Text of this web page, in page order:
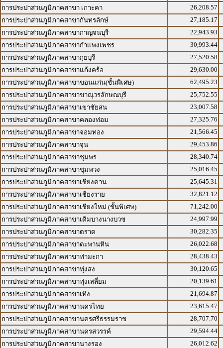
การประปาส่วนภูมิภาคสาขา เกาะคา
26,208.57
การประปาส่วนภูมิภาคสาขากันทรลักษ์
27,185.17
การประปาส่วนภูมิภาคสาขากาญจนบุรี
22,943.93
การประปาส่วนภูมิภาคสาขากำแพงเพชร
30,993.44
การประปาส่วนภูมิภาคสาขากุยบุรี
27,520.58
การประปาส่วนภูมิภาคสาขาแก้งคร้อ
29,630.00
การประปาส่วนภูมิภาคสาขาขอนแก่น(ชั้นพิเศษ)
62,495.23
การประปาส่วนภูมิภาคสาขาขาณุวรลักษณบุรี
25,752.55
การประปาส่วนภูมิภาคสาขาเขาชัยสน
23,007.58
การประปาส่วนภูมิภาคสาขาคลองท่อม
27,325.76
การประปาส่วนภูมิภาคสาขาจอมทอง
21,566.45
การประปาส่วนภูมิภาคสาขาจุน
29,453.86
การประปาส่วนภูมิภาคสาขาชุมพร
28,340.74
การประปาส่วนภูมิภาคสาขาชุมพวง
25,016.45
การประปาส่วนภูมิภาคสาขาเชียงคาน
25,645.31
การประปาส่วนภูมิภาคสาขาเชียงราย
32,821.12
การประปาส่วนภูมิภาคสาขาเชียงใหม่ (ชั้นพิเศษ)
71,242.00
การประปาส่วนภูมิภาคสาขาเดิมบางนางบวช
24,997.99
การประปาส่วนภูมิภาคสาขาตราด
30,282.35
การประปาส่วนภูมิภาคสาขาตะพานหิน
26,022.68
การประปาส่วนภูมิภาคสาขาท่ามะกา
28,438.43
การประปาส่วนภูมิภาคสาขาทุ่งสง
30,120.65
การประปาส่วนภูมิภาคสาขาทุ่งเสลี่ยม
20,139.61
การประปาส่วนภูมิภาคสาขาเทิง
21,694.87
การประปาส่วนภูมิภาคสาขานครไทย
23,615.47
การประปาส่วนภูมิภาคสาขานครศรีธรรมราช
28,707.70
การประปาส่วนภูมิภาคสาขานครสวรรค์
29,594.44
การประปาส่วนภูมิภาคสาขานางรอง
26,012.62